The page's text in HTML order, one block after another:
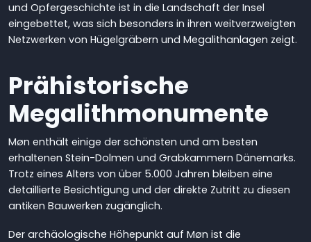
und Opfergeschichte ist in die Landschaft der Insel
eingebettet, was sich besonders in ihren weitverzweigten
Netzwerken von Hügelgräbern und Megalithanlagen zeigt.
Prähistorische
Megalithmonumente
Møn enthält einige der schönsten und am besten
erhaltenen Stein-Dolmen und Grabkammern Dänemarks.
Trotz eines Alters von über 5.000 Jahren bleiben eine
detaillierte Besichtigung und der direkte Zutritt zu diesen
antiken Bauwerken zugänglich.
Der archäologische Höhepunkt auf Møn ist die